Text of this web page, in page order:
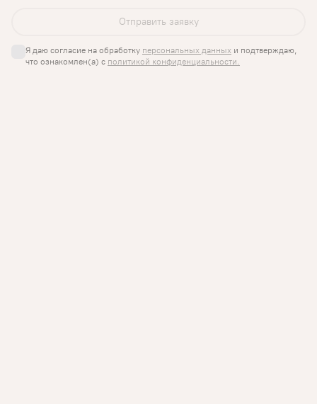
Я даю согласие на обработку персональных данных и подтверждаю,
что ознакомлен(а) с политикой конфиденциальности.